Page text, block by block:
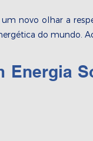
novo olhar a
do mundo.
Energia